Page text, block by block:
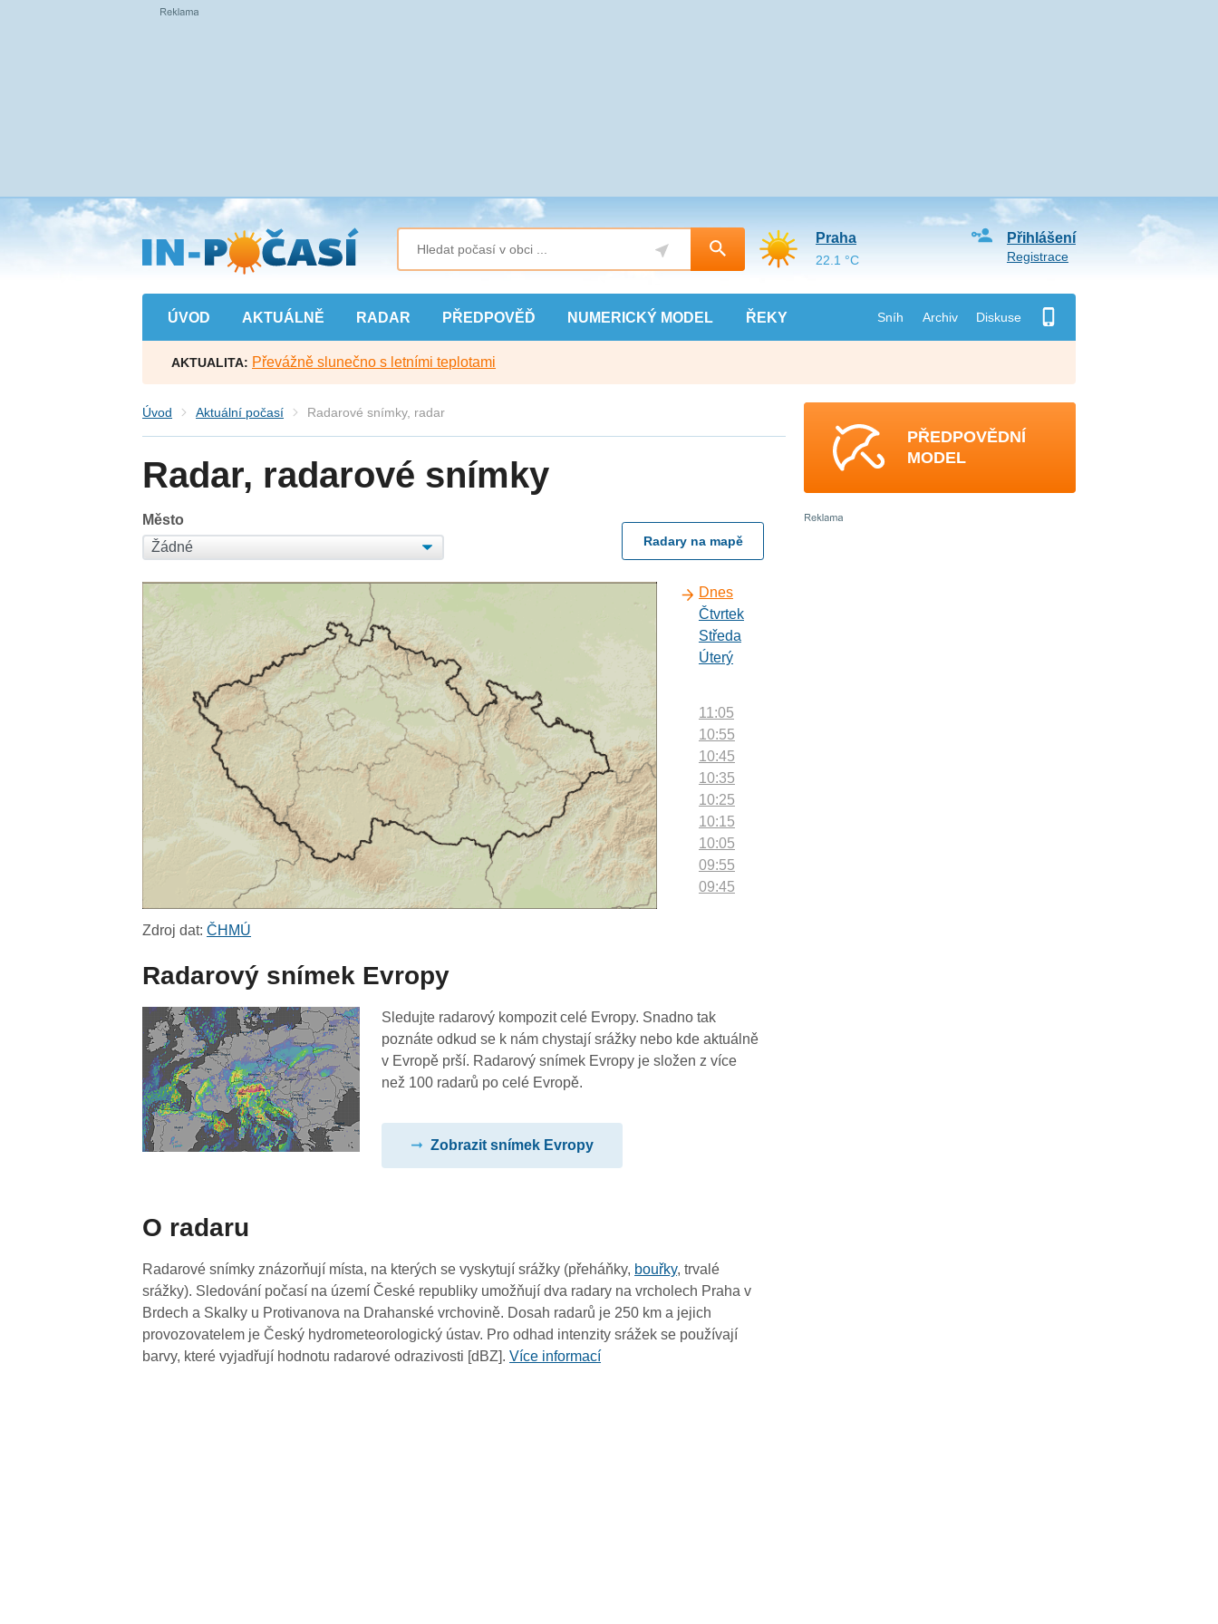
Přejít
na
hlavní
obsah
ÚVOD AKTUÁLNĚ RADAR PŘEDPOVĚĎ NUMERICKÝ MODEL ŘEKY Sníh Archiv Diskuse
Přihlášení
Registrace
Praha
22.1 °C
AKTUALITA: Převážně slunečno s letními teplotami
Úvod Aktuální počasí Radarové snímky, radar
Radar, radarové snímky
Město
Radary na mapě
Dnes
Čtvrtek
Středa
Úterý
11:05
10:55
10:45
10:35
10:25
10:15
10:05
09:55
09:45
08:45
08:35
08:25
06:45
06:35
06:25
06:15
Zdroj dat:ČHMÚ
Radarový snímek Evropy
Sledujte radarový kompozit celé Evropy. Snadno tak
poznáte odkud se k nám chystají srážky nebo kde aktuálně
v Evropě prší. Radarový snímek Evropy je složen z více
než 100 radarů po celé Evropě.
Zobrazit snímek Evropy
O radaru
Radarové snímky znázorňují místa, na kterých se vyskytují srážky (přeháňky, bouřky, trvalé
srážky). Sledování počasí na území České republiky umožňují dva radary na vrcholech Praha v
Brdech a Skalky u Protivanova na Drahanské vrchovině. Dosah radarů je 250 km a jejich
provozovatelem je Český hydrometeorologický ústav. Pro odhad intenzity srážek se používají
barvy, které vyjadřují hodnotu radarové odrazivosti [dBZ].Více informací
PŘEDPOVĚDNÍ
MODEL